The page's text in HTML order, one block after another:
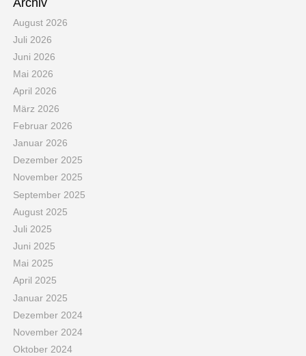
August 2026
Juli 2026
Juni 2026
Mai 2026
April 2026
März 2026
Februar 2026
Januar 2026
Dezember 2025
November 2025
September 2025
August 2025
Juli 2025
Juni 2025
Mai 2025
April 2025
Januar 2025
Dezember 2024
November 2024
Oktober 2024